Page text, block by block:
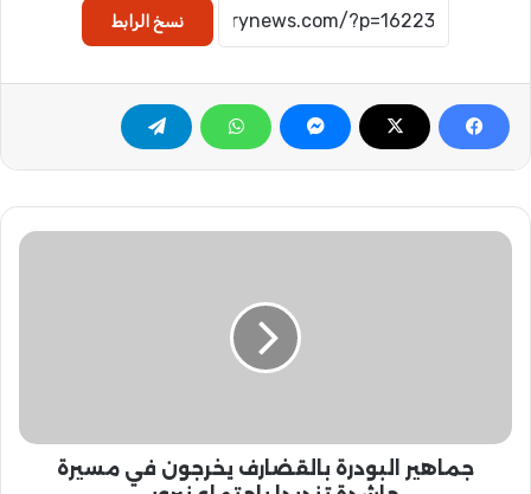
نسخ الرابط
ج
ب
جماهير البودرة بالقضارف يخرجون في مسيرة